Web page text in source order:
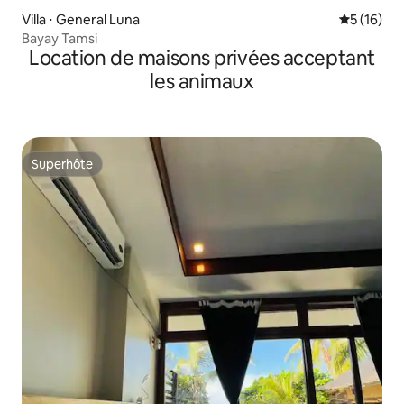
Villa ⋅ General Luna
5 (16)
Bayay Tamsi
Location de maisons privées acceptant
les animaux
Superhôte
Superhôte